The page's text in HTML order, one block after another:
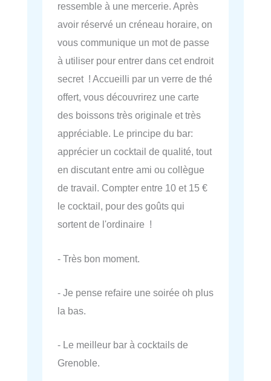
ressemble à une mercerie. Après
avoir réservé un créneau horaire, on
vous communique un mot de passe
à utiliser pour entrer dans cet endroit
secret ! Accueilli par un verre de thé
offert, vous découvrirez une carte
des boissons très originale et très
appréciable. Le principe du bar:
apprécier un cocktail de qualité, tout
en discutant entre ami ou collègue
de travail. Compter entre 10 et 15 €
le cocktail, pour des goûts qui
sortent de l'ordinaire !
- Très bon moment.
- Je pense refaire une soirée oh plus
la bas.
- Le meilleur bar à cocktails de
Grenoble.